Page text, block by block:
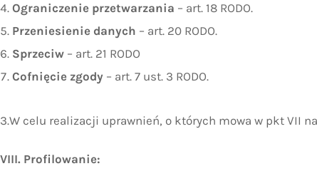
Ograniczenie przetwarzania – art. 18 RODO.
Przeniesienie danych – art. 20 RODO.
Sprzeciw – art. 21 RODO
Cofnięcie zgody – art. 7 ust. 3 RODO.
3.W celu realizacji uprawnień, o których mowa w pkt VII
VIII. Profilowanie: